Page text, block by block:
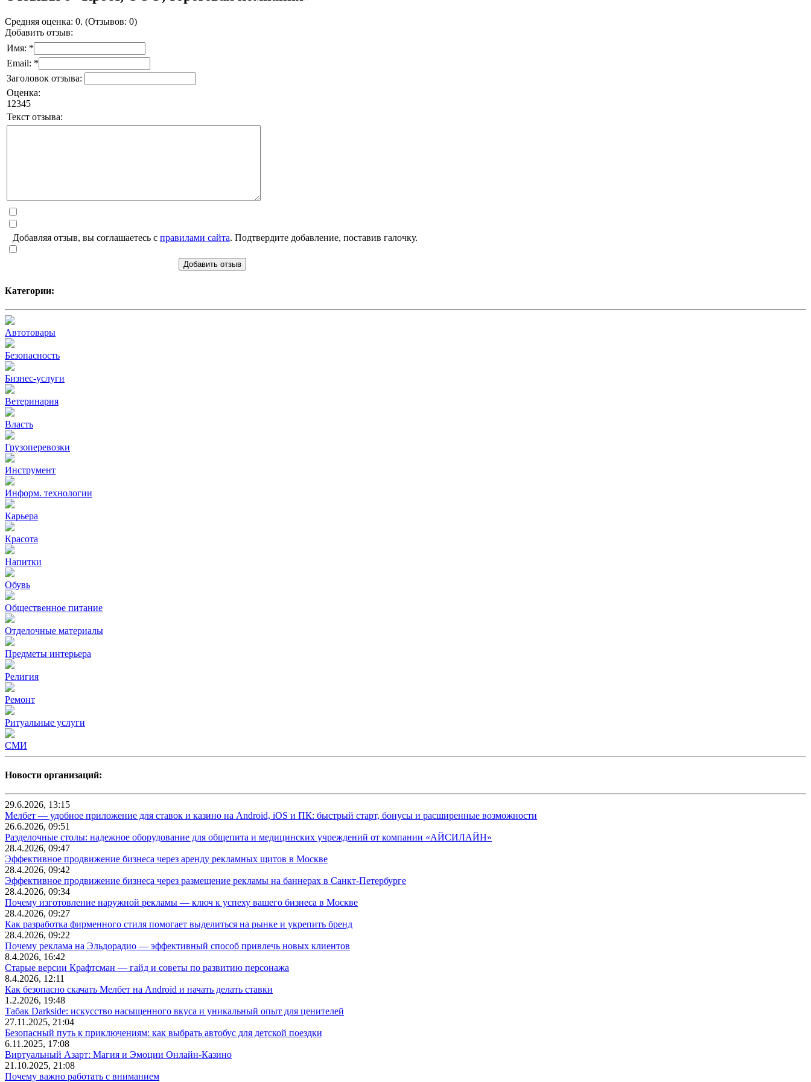
Средняя оценка: 0. (Отзывов: 0)
Добавить отзыв:
Имя: *
Email: *
Заголовок отзыва:
Оценка:
1 2345
Текст отзыва:
Добавляя отзыв, вы соглашаетесь с правилами сайта. Подтвердите добавление, поставив галочку.
Добавить отзыв
Категории:
Автотовары
Безопасность
Бизнес-услуги
Ветеринария
Власть
Грузоперевозки
Инструмент
Информ. технологии
Карьера
Красота
Напитки
Обувь
Общественное питание
Отделочные материалы
Предметы интерьера
Религия
Ремонт
Ритуальные услуги
СМИ
Новости организаций:
29.6.2026, 13:15
Мелбет — удобное приложение для ставок и казино на Android, iOS и ПК: быстрый старт, бонусы и расширенные возможности
26.6.2026, 09:51
Разделочные столы: надежное оборудование для общепита и медицинских учреждений от компании «АЙСИЛАЙН»
28.4.2026, 09:47
Эффективное продвижение бизнеса через аренду рекламных щитов в Москве
28.4.2026, 09:42
Эффективное продвижение бизнеса через размещение рекламы на баннерах в Санкт-Петербурге
28.4.2026, 09:34
Почему изготовление наружной рекламы — ключ к успеху вашего бизнеса в Москве
28.4.2026, 09:27
Как разработка фирменного стиля помогает выделиться на рынке и укрепить бренд
28.4.2026, 09:22
Почему реклама на Эльдорадио — эффективный способ привлечь новых клиентов
8.4.2026, 16:42
Старые версии Крафтсман — гайд и советы по развитию персонажа
8.4.2026, 12:11
Как безопасно скачать Мелбет на Android и начать делать ставки
1.2.2026, 19:48
Табак Darkside: искусство насыщенного вкуса и уникальный опыт для ценителей
27.11.2025, 21:04
Безопасный путь к приключениям: как выбрать автобус для детской поездки
6.11.2025, 17:08
Виртуальный Азарт: Магия и Эмоции Онлайн-Казино
21.10.2025, 21:08
Почему важно работать с вниманием